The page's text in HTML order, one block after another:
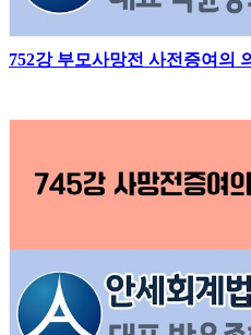
752강 부모사망전 사전증여의